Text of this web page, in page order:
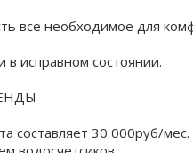
все необходимое для
в исправном состоянии.
составляет 30 000руб/